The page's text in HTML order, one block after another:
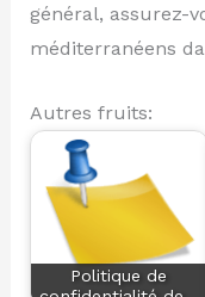
général, assurez-
méditerranéens
Autres fruits:
Politique de